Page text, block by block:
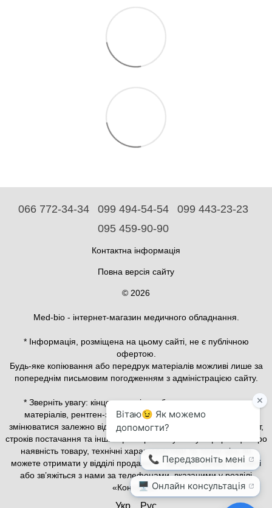
066 772-34-34 099 494-54-54
099 443-23-23
095 459-90-90
Контактна інформація
Повна версія сайту
© 2026
Med-bio - інтернет-магазин медичного обладнання.
* Інформація, розміщена на цьому сайті, не є публічною
офертою.
Будь-яке копіювання або передрук матеріалів можливі лише за
попереднім письмовим погодженням з адміністрацією сайту.
* Зверніть увагу: кінцева вартість обладнання, витратних
матеріалів, рентген-захисного та медичного одягу може
змінюватися залежно від конфігурації, актуального курсу валют,
строків постачання та інших факторів. Актуальну інформацію про
наявність товару, технічні характеристики та точну ціну ви
можете отримати у відділі продажів — залиште заявку на сайті
або зв’яжіться з нами за телефонами, вказаними у розділі
«Контакти».
Укр Рус